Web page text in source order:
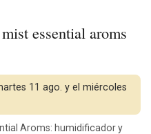
essential aroms
11 ago. y el miércoles
Aroms: humidificador y